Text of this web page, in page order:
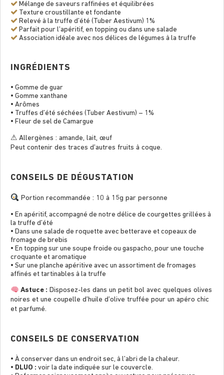
Mélange de saveurs rafﬁnées et équilibrées
Texture croustillante et fondante
Relevé à la truffe d’été (Tuber Aestivum) 1%
Parfait pour l’apéritif, en topping ou dans une salade
Association idéale avec nos délices de légumes à la truffe
INGRÉDIENTS
• Gomme de guar
• Gomme xanthane
• Arômes
• Truffes d’été séchées (Tuber Aestivum) – 1%
• Fleur de sel de Camargue
⚠ Allergènes : amande, lait, œuf
Peut contenir des traces d’autres fruits à coque.
CONSEILS DE DÉGUSTATION
Portion recommandée : 10 à 15g par personne
• En apéritif, accompagné de notre délice de courgettes grillées à
la truffe d’été
• Dans une salade de roquette avec betterave et copeaux de
fromage de brebis
• En topping sur une soupe froide ou gaspacho, pour une touche
croquante et aromatique
• Sur une planche apéritive avec un assortiment de fromages
afﬁnés et tartinables à la truffe
Astuce : Disposez-les dans un petit bol avec quelques olives
noires et une coupelle d’huile d’olive truffée pour un apéro chic
et parfumé.
CONSEILS DE CONSERVATION
• À conserver dans un endroit sec, à l’abri de la chaleur.
• DLUO : voir la date indiquée sur le couvercle.